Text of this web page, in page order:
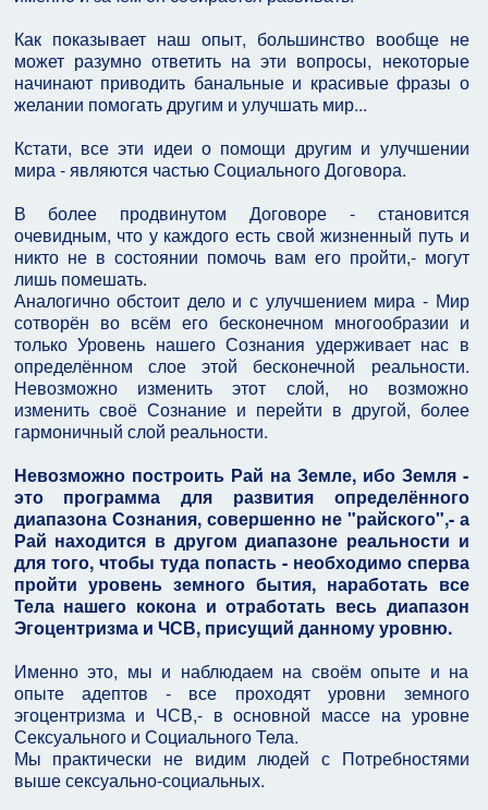
Как показывает наш опыт, большинство вообще не
может разумно ответить на эти вопросы, некоторые
начинают приводить банальные и красивые фразы о
желании помогать другим и улучшать мир...
Кстати, все эти идеи о помощи другим и улучшении
мира - являются частью Социального Договора.
В более продвинутом Договоре - становится
очевидным, что у каждого есть свой жизненный путь и
никто не в состоянии помочь вам его пройти,- могут
лишь помешать.
Аналогично обстоит дело и с улучшением мира - Мир
сотворён во всём его бесконечном многообразии и
только Уровень нашего Сознания удерживает нас в
определённом слое этой бесконечной реальности.
Невозможно изменить этот слой, но возможно
изменить своё Сознание и перейти в другой, более
гармоничный слой реальности.
Невозможно построить Рай на Земле, ибо Земля -
это программа для развития определённого
диапазона Сознания, совершенно не "райского",- а
Рай находится в другом диапазоне реальности и
для того, чтобы туда попасть - необходимо сперва
пройти уровень земного бытия, наработать все
Тела нашего кокона и отработать весь диапазон
Эгоцентризма и ЧСВ, присущий данному уровню.
Именно это, мы и наблюдаем на своём опыте и на
опыте адептов - все проходят уровни земного
эгоцентризма и ЧСВ,- в основной массе на уровне
Сексуального и Социального Тела.
Мы практически не видим людей с Потребностями
выше сексуально-социальных.